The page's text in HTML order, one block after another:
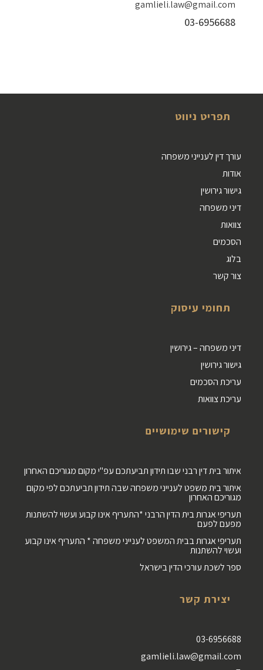
gamlieli.law@gmail.com
03-6956688
תפריט ניווט
עורך דין לענייני משפחה
אודות
גישור גירושין
דיני משפחה
צוואות
הסכמים
בלוג
צור קשר
תחומי עיסוק
דיני משפחה – גירושין
גישור גירושין
עריכת הסכמים
עריכת צוואות
קישורים שימושיים
איתור בית דין רבני שבו תידון תביעתכם עפ"י מקום מגוריכם האחרון
איתור בית משפט לענייני משפחה שבה תידון תביעתכם לפי מקום
מגוריכם האחרון
תעריפי אגרות בית הדין הרבני *התעריף אינו קבוע ועשוי להשתנות
מפעם לפעם
תעריפי אגרות בבית המשפט לענייני משפחה * התעריף אינו קבוע
ועשוי להשתנות
ספר לשכת עורכי הדין בישראל
יצירת קשר
03-6956688
gamlieli.law@gmail.com